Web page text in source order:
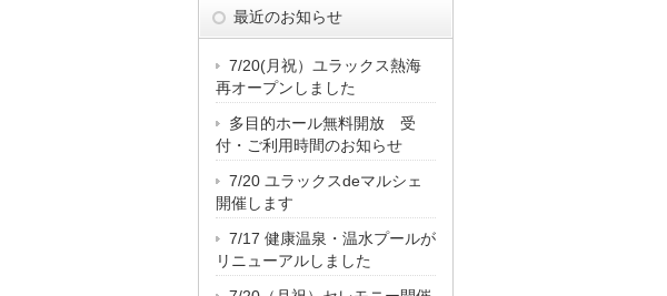
最近のお知らせ
7/20(月祝）ユラックス熱海
再オープンしました
多目的ホール無料開放 受
付・ご利用時間のお知らせ
7/20 ユラックスdeマルシェ
開催します
7/17 健康温泉・温水プールが
リニューアルしました